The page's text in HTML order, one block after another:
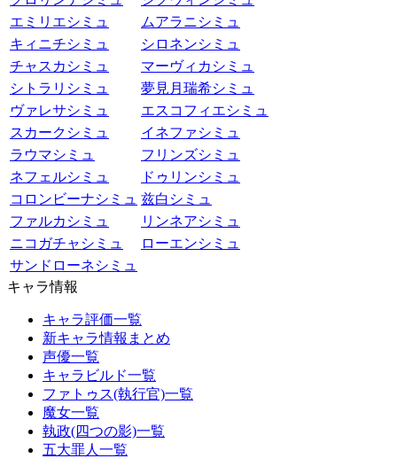
エミリエシミュ
ムアラニシミュ
キィニチシミュ
シロネンシミュ
チャスカシミュ
マーヴィカシミュ
シトラリシミュ
夢見月瑞希シミュ
ヴァレサシミュ
エスコフィエシミュ
スカークシミュ
イネファシミュ
ラウマシミュ
フリンズシミュ
ネフェルシミュ
ドゥリンシミュ
コロンビーナシミュ 兹白シミュ
ファルカシミュ
リンネアシミュ
ニコガチャシミュ
ローエンシミュ
サンドローネシミュ
キャラ情報
キャラ評価一覧
新キャラ情報まとめ
声優一覧
キャラビルド一覧
ファトゥス(執行官)一覧
魔女一覧
執政(四つの影)一覧
五大罪人一覧